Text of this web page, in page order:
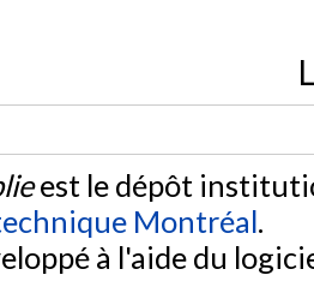
est le dépôt
Montréal.
à l'aide du